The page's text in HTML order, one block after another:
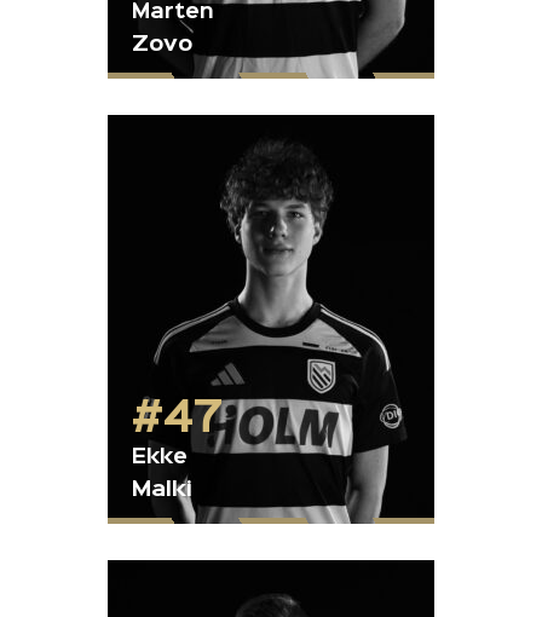
Marten
Zovo
#47
Ekke
Malki